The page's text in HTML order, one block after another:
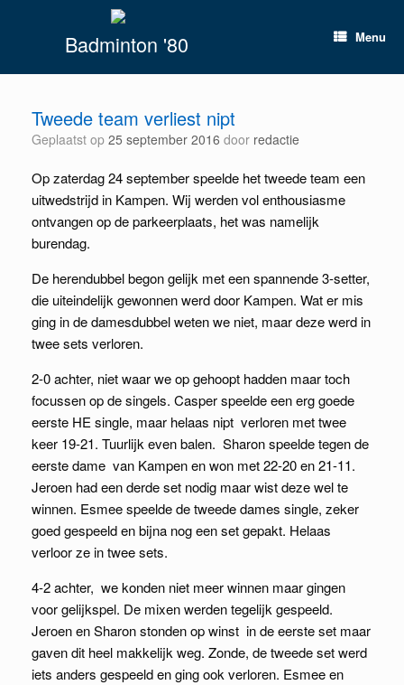
Badminton '80 Menu
Tweede team verliest nipt
Geplaatst op 25 september 2016 door redactie
Op zaterdag 24 september speelde het tweede team een
uitwedstrijd in Kampen. Wij werden vol enthousiasme
ontvangen op de parkeerplaats, het was namelijk
burendag.
De herendubbel begon gelijk met een spannende 3-setter,
die uiteindelijk gewonnen werd door Kampen. Wat er mis
ging in de damesdubbel weten we niet, maar deze werd in
twee sets verloren.
2-0 achter, niet waar we op gehoopt hadden maar toch
focussen op de singels. Casper speelde een erg goede
eerste HE single, maar helaas nipt verloren met twee
keer 19-21. Tuurlijk even balen. Sharon speelde tegen de
eerste dame van Kampen en won met 22-20 en 21-11.
Jeroen had een derde set nodig maar wist deze wel te
winnen. Esmee speelde de tweede dames single, zeker
goed gespeeld en bijna nog een set gepakt. Helaas
verloor ze in twee sets.
4-2 achter, we konden niet meer winnen maar gingen
voor gelijkspel. De mixen werden tegelijk gespeeld.
Jeroen en Sharon stonden op winst in de eerste set maar
gaven dit heel makkelijk weg. Zonde, de tweede set werd
iets anders gespeeld en ging ook verloren. Esmee en